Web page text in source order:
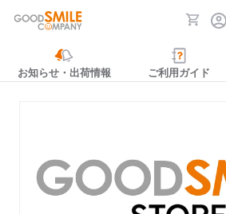
お知らせ・出荷情報 ご利用ガイド